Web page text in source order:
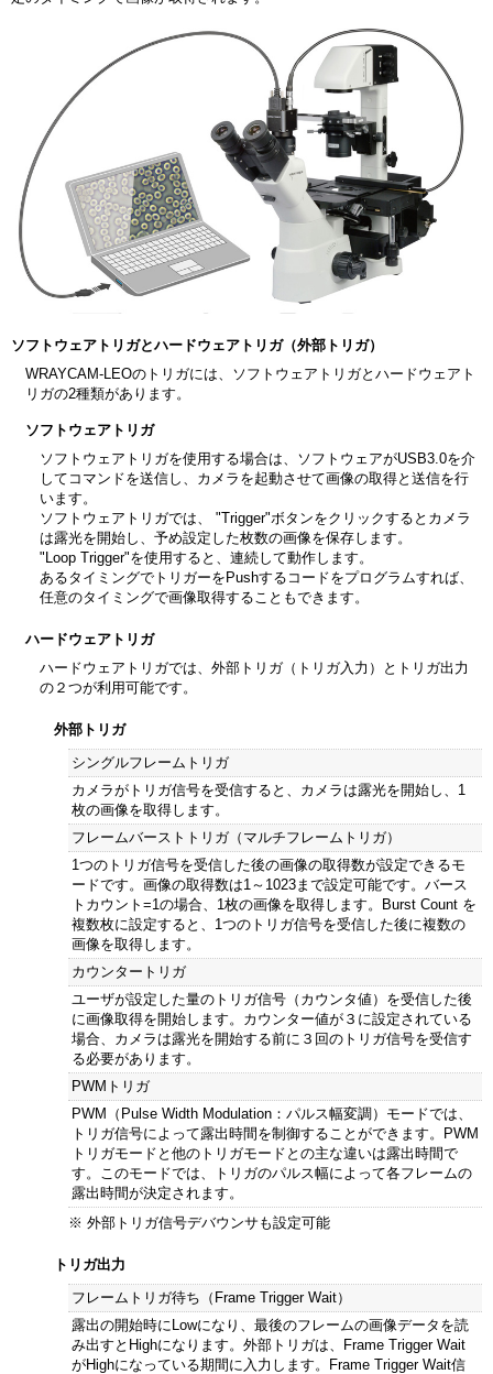
ソフトウェアトリガとハードウェアトリガ（外部トリガ）
WRAYCAM-LEOのトリガには、ソフトウェアトリガとハードウェアト
リガの2種類があります。
ソフトウェアトリガ
ソフトウェアトリガを使用する場合は、ソフトウェアがUSB3.0を介
してコマンドを送信し、カメラを起動させて画像の取得と送信を行
います。
ソフトウェアトリガでは、 "Trigger"ボタンをクリックするとカメラ
は露光を開始し、予め設定した枚数の画像を保存します。
"Loop Trigger"を使用すると、連続して動作します。
あるタイミングでトリガーをPushするコードをプログラムすれば、
任意のタイミングで画像取得することもできます。
ハードウェアトリガ
ハードウェアトリガでは、外部トリガ（トリガ入力）とトリガ出力
の２つが利用可能です。
外部トリガ
シングルフレームトリガ
カメラがトリガ信号を受信すると、カメラは露光を開始し、1
枚の画像を取得します。
フレームバーストトリガ（マルチフレームトリガ）
1つのトリガ信号を受信した後の画像の取得数が設定できるモ
ードです。画像の取得数は1～1023まで設定可能です。バース
トカウント=1の場合、1枚の画像を取得します。Burst Count を
複数枚に設定すると、1つのトリガ信号を受信した後に複数の
画像を取得します。
カウンタートリガ
ユーザが設定した量のトリガ信号（カウンタ値）を受信した後
に画像取得を開始します。カウンター値が３に設定されている
場合、カメラは露光を開始する前に３回のトリガ信号を受信す
る必要があります。
PWMトリガ
PWM（Pulse Width Modulation：パルス幅変調）モードでは、
トリガ信号によって露出時間を制御することができます。PWM
トリガモードと他のトリガモードとの主な違いは露出時間で
す。このモードでは、トリガのパルス幅によって各フレームの
露出時間が決定されます。
※ 外部トリガ信号デバウンサも設定可能
トリガ出力
フレームトリガ待ち（Frame Trigger Wait）
露出の開始時にLowになり、最後のフレームの画像データを読
み出すとHighになります。外部トリガは、Frame Trigger Wait
がHighになっている期間に入力します。Frame Trigger Wait信